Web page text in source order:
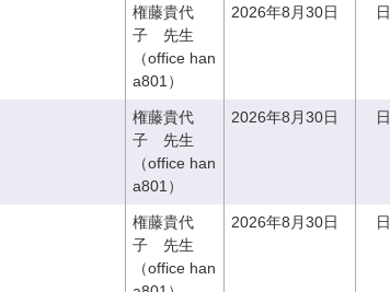
権藤貴代
子 先生
（office han
a801）
2026年8月30日 日
権藤貴代
子 先生
（office han
a801）
2026年8月30日 日
権藤貴代
子 先生
（office han
2026年8月30日 日